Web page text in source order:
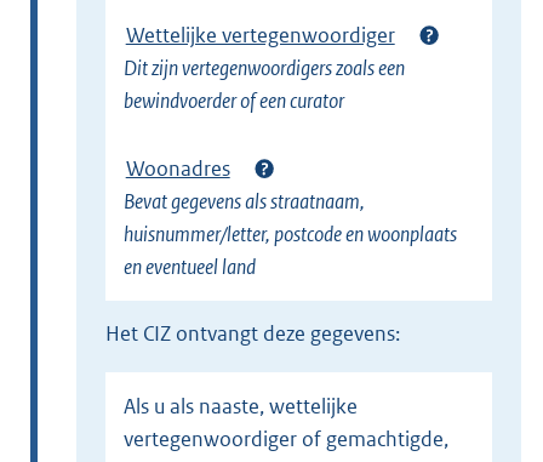
Wettelijke vertegenwoordiger
Dit zijn vertegenwoordigers zoals een
bewindvoerder of een curator
Woonadres
Bevat gegevens als straatnaam,
huisnummer/letter, postcode en woonplaats
en eventueel land
het CIZ ontvangt deze gegevens:
Als u als naaste, wettelijke
vertegenwoordiger of gemachtigde,